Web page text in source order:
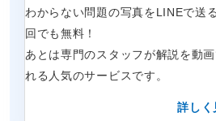
わからない問題の写真をLINEで送
回でも無料！
あとは専門のスタッフが解説を動画
れる人気のサービスです。
詳しく